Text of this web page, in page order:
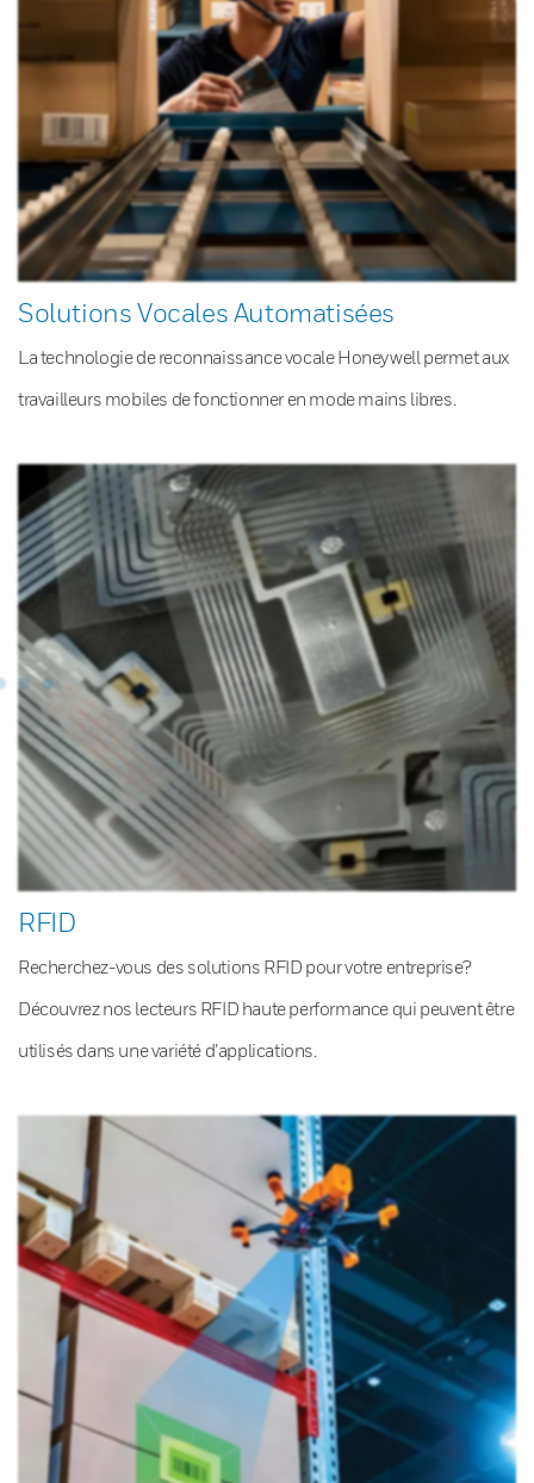
Solutions Vocales Automatisées
La technologie de reconnaissance vocale Honeywell permet aux
travailleurs mobiles de fonctionner en mode mains libres.
RFID
Recherchez-vous des solutions RFID pour votre entreprise?
Découvrez nos lecteurs RFID haute performance qui peuvent être
utilisés dans une variété d’applications.